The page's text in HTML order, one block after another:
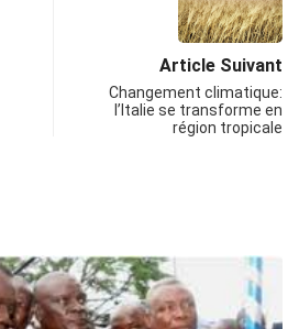
Article Suivant
Changement climatique:
l’Italie se transforme en
région tropicale